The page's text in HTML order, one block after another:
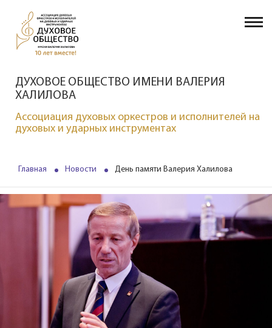
ДУХОВОЕ ОБЩЕСТВО ИМЕНИ ВАЛЕРИЯ
ХАЛИЛОВА
Ассоциация духовых оркестров и исполнителей на
духовых и ударных инструментах
Главная Новости День памяти Валерия Халилова